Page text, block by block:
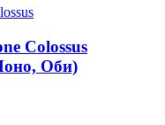
Colossus
Оби)